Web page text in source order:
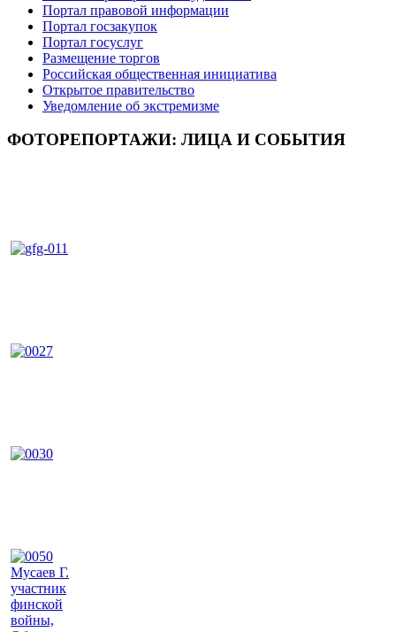
Портал правовой информации
Портал госзакупок
Портал госуслуг
Размещение торгов
Российская общественная инициатива
Открытое правительство
Уведомление об экстремизме
ФОТОРЕПОРТАЖИ: ЛИЦА И СОБЫТИЯ